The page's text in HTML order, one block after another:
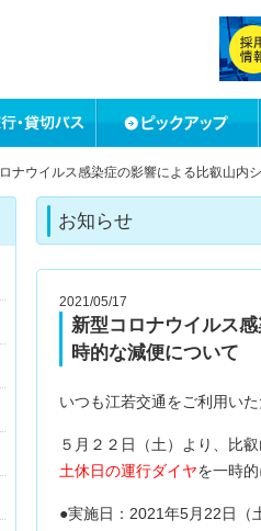
ナウイルス感染症の影響による比叡山内
お知らせ
2021/05/17
新型コロナウイルス
時的な減便について
いつも江若交通をご利用い
５月２２日（土）より、比
土休日の運行ダイヤを一時
●実施日：2021年5月22日（